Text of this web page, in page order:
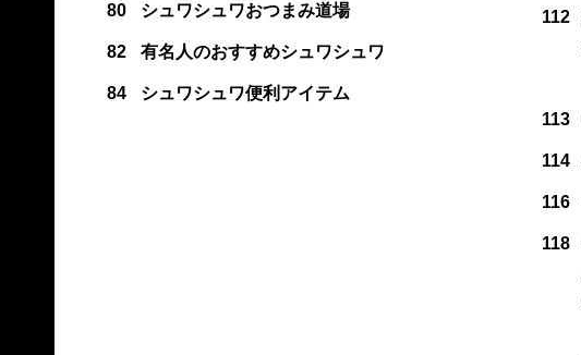
80 シュワシュワおつまみ道場
82 有名人のおすすめシュワシュワ
84 シュワシュワ便利アイテム
112
113
114
116
118